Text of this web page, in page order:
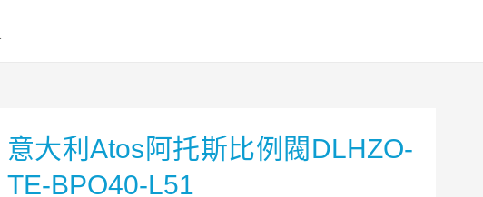
意大利Atos阿托斯比例閥DLHZO-
TE-BPO40-L51